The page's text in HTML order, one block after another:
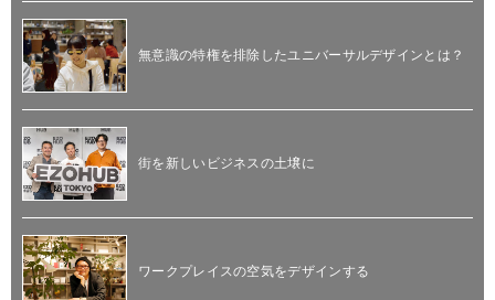
無意識の特権を排除したユニバーサルデザインとは？
街を新しいビジネスの土壌に
ワークプレイスの空気をデザインする